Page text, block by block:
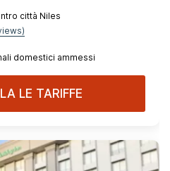
città Niles
domestici ammessi
LE TARIFFE